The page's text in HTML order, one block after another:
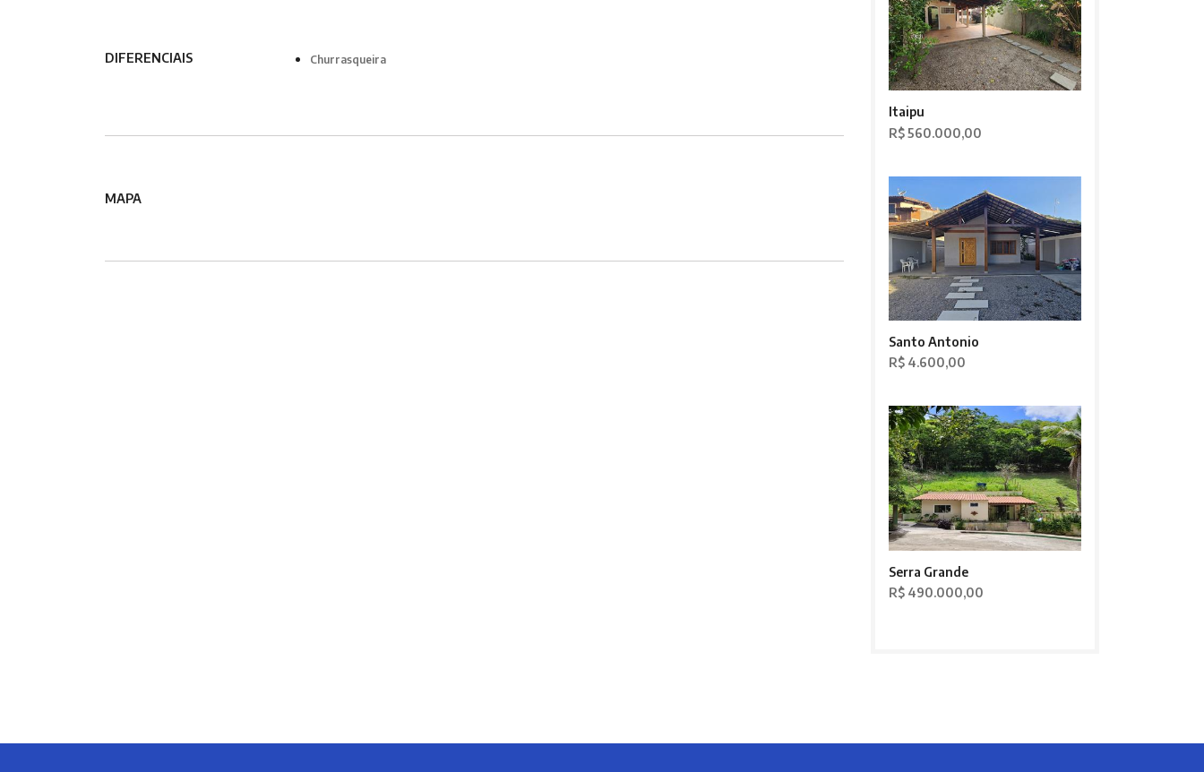
DIFERENCIAIS Churrasqueira
MAPA
Itaipu
R$ 560.000,00
Santo Antonio
R$ 4.600,00
Serra Grande
R$ 490.000,00